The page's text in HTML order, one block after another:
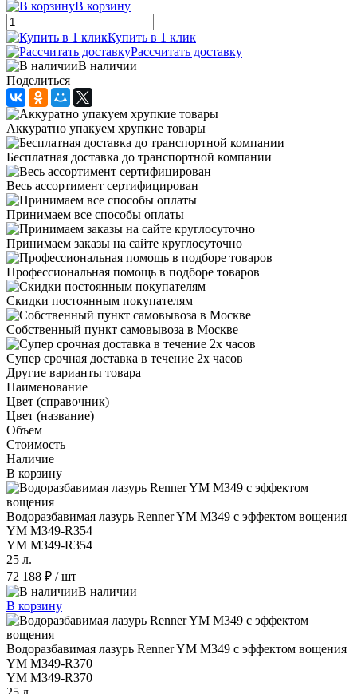
В корзину
Купить в 1 клик
Рассчитать доставку
В наличии
Поделиться
Аккуратно упакуем хрупкие товары
Бесплатная доставка до транспортной компании
Весь ассортимент сертифицирован
Принимаем все способы оплаты
Принимаем заказы на сайте круглосуточно
Профессиональная помощь в подборе товаров
Скидки постоянным покупателям
Собственный пункт самовывоза в Москве
Супер срочная доставка в течение 2х часов
Другие варианты товара
Наименование
Цвет (справочник)
Цвет (название)
Объем
Стоимость
Наличие
В корзину
Водоразбавимая лазурь Renner YM M349 с эффектом вощения
YM M349-R354
YM M349-R354
25 л.
72 188 ₽ / шт
В наличии
В корзину
Водоразбавимая лазурь Renner YM M349 с эффектом вощения
YM M349-R370
YM M349-R370